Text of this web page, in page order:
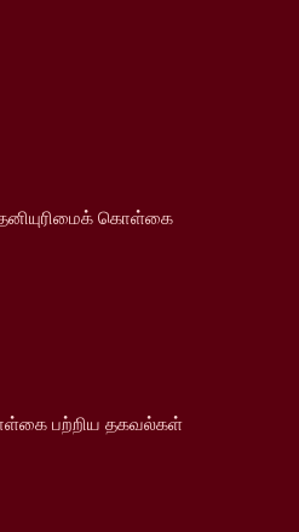
தனியுரிமைக் கொள்கை
பற்றிய தகவல்கள்